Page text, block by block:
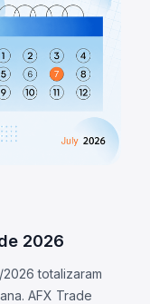
BNB Chain perdeu
`recycle()`,
2026
totalizaram
AFX Trade